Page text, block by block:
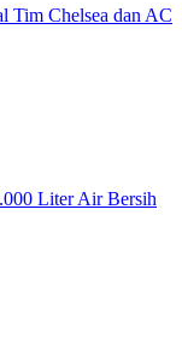
Tim Chelsea dan AC
Liter Air Bersih